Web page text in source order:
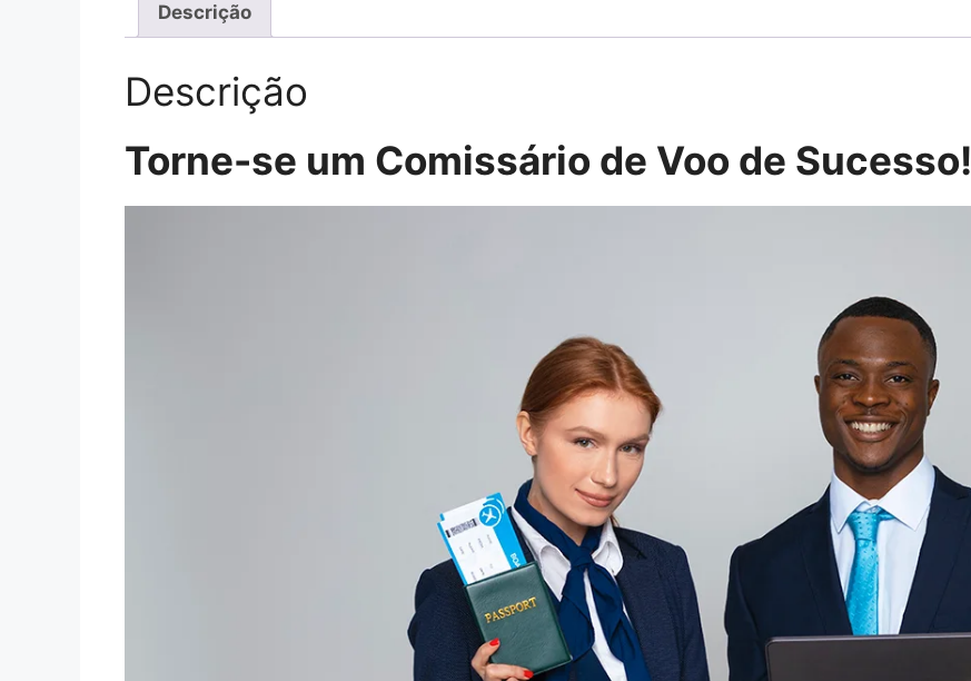
Descrição
Descrição
Torne-se um Comissário de Voo de Sucesso!